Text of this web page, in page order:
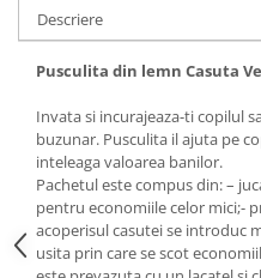
Descriere
Pusculita din lemn Casuta
Invata si incurajeaza-ti copilul
buzunar. Pusculita il ajuta pe
inteleaga valoarea banilor.
Pachetul este compus din: –
pentru economiile celor mici;-
acoperisul casutei se introduc
usita prin care se scot